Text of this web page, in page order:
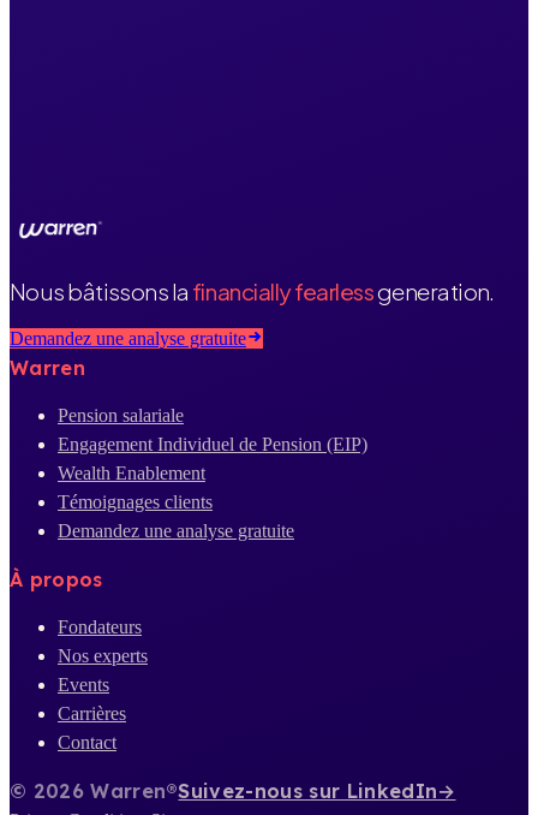
Nous bâtissons la financially fearlessgeneration.
Demandez une analyse gratuite
Warren
Pension salariale
Engagement Individuel de Pension (EIP)
Wealth Enablement
Témoignages clients
Demandez une analyse gratuite
À propos
Fondateurs
Nos experts
Events
Carrières
Contact
© 2026 Warren®Suivez-nous sur LinkedIn→